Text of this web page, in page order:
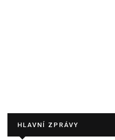
HLAVNÍ ZPRÁVY